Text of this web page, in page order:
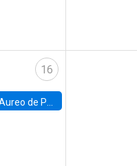
16
de Paula, UCL